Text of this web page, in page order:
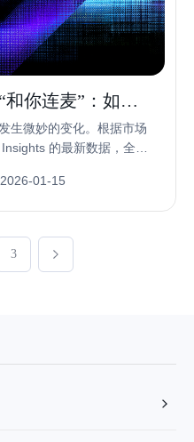
和你连麦”：如何
话”能力
生微妙的变化。根据市场
的最新数据，全球
计在 2026 年突破 20 亿美
2026-01-15
3